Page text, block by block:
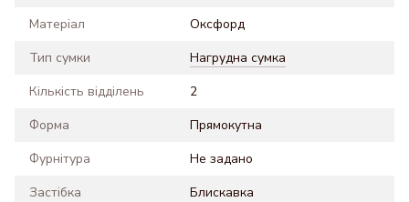
Матеріал
Оксфорд
Тип сумки
Нагрудна сумка
Кількість відділень
2
Форма
Прямокутна
Фурнітура
Не задано
Застібка
Блискавка